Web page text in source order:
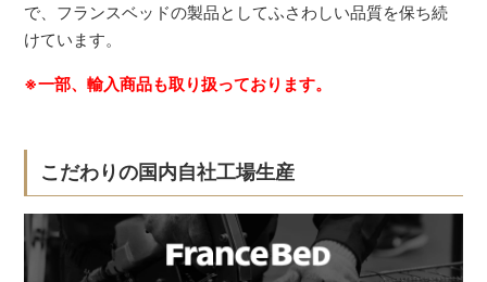
で、フランスベッドの製品としてふさわしい品質を保ち続
けています。
※一部、輸入商品も取り扱っております。
こだわりの国内自社工場生産